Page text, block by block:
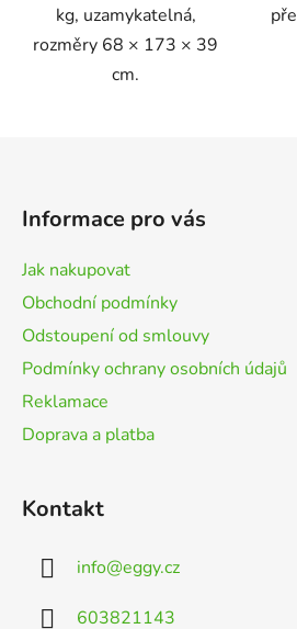
kg, uzamykatelná,
rozměry 68 × 173 × 39
cm.
Informace pro vás
Jak nakupovat
Obchodní podmínky
Odstoupení od smlouvy
Podmínky ochrany osobních údajů
Reklamace
Doprava a platba
Kontakt
info@eggy.cz
603821143